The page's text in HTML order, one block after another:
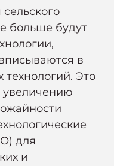
больше будут
в
технологий. Это
увеличению
для
и